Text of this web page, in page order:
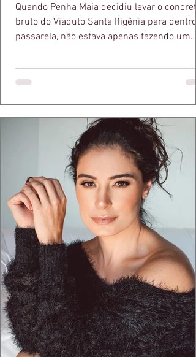
Quando Penha Maia decidiu levar o concreto
bruto do Viaduto Santa Ifigênia para dentro
passarela, não estava apenas fazendo um
a apresentadora e influenciadora Juliana
defende há tempos, o de que moda
estruturas geométricas, volumes
aquele concreto aparente típico da
arquitetura paulistana em peças de vestir,